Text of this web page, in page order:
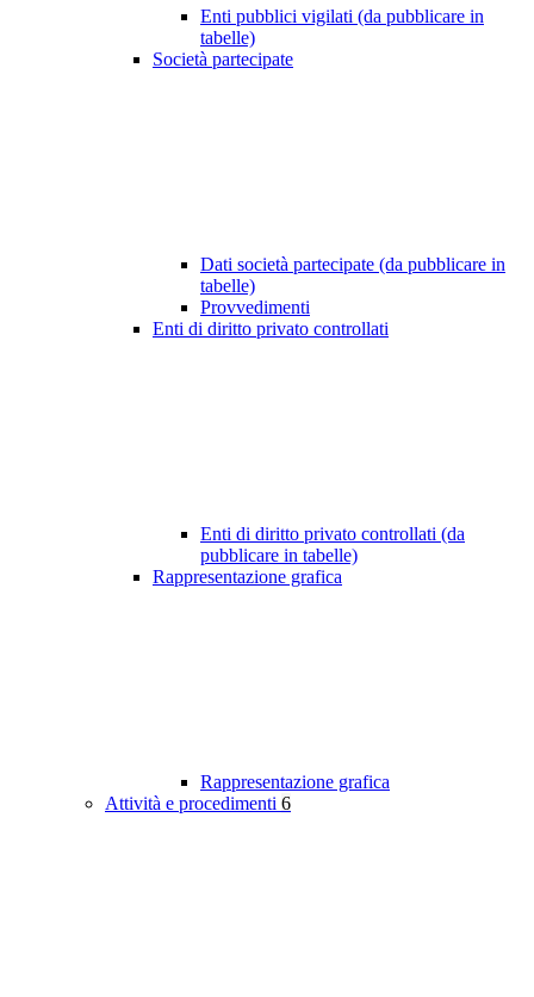
Enti pubblici vigilati (da pubblicare in
tabelle)
Società partecipate
Dati società partecipate (da pubblicare in
tabelle)
Provvedimenti
Enti di diritto privato controllati
Enti di diritto privato controllati (da
pubblicare in tabelle)
Rappresentazione grafica
Rappresentazione grafica
Attività e procedimenti 6